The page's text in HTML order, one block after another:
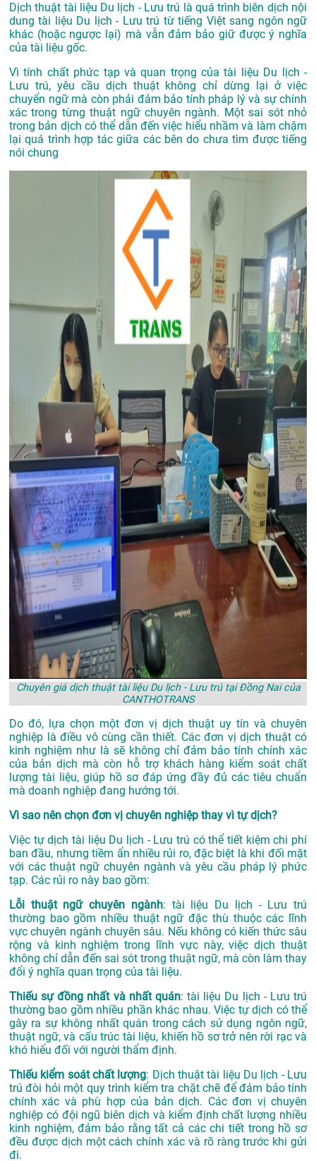
Dịch thuật tài liệu Du lịch - Lưu trú là quá trình biên dịch nội
dung tài liệu Du lịch - Lưu trú từ tiếng Việt sang ngôn ngữ
khác (hoặc ngược lại) mà vẫn đảm bảo giữ được ý nghĩa
của tài liệu gốc.
Vì tính chất phức tạp và quan trọng của tài liệu Du lịch -
Lưu trú, yêu cầu dịch thuật không chỉ dừng lại ở việc
chuyển ngữ mà còn phải đảm bảo tính pháp lý và sự chính
xác trong từng thuật ngữ chuyên ngành. Một sai sót nhỏ
trong bản dịch có thể dẫn đến việc hiểu nhầm và làm chậm
lại quá trình hợp tác giữa các bên do chưa tìm được tiếng
nói chung
Chuyên giá dịch thuật tài liệu Du lịch - Lưu trú tại Đồng Nai của
CANTHOTRANS
Do đó, lựa chọn một đơn vị dịch thuật uy tín và chuyên
nghiệp là điều vô cùng cần thiết. Các đơn vị dịch thuật có
kinh nghiệm như là sẽ không chỉ đảm bảo tính chính xác
của bản dịch mà còn hỗ trợ khách hàng kiểm soát chất
lượng tài liệu, giúp hồ sơ đáp ứng đầy đủ các tiêu chuẩn
mà doanh nghiệp đang hướng tới.
Vì sao nên chọn đơn vị chuyên nghiệp thay vì tự dịch?
Việc tự dịch tài liệu Du lịch - Lưu trú có thể tiết kiệm chi phí
ban đầu, nhưng tiềm ẩn nhiều rủi ro, đặc biệt là khi đối mặt
với các thuật ngữ chuyên ngành và yêu cầu pháp lý phức
tạp. Các rủi ro này bao gồm:
Lỗi thuật ngữ chuyên ngành: tài liệu Du lịch - Lưu trú
thường bao gồm nhiều thuật ngữ đặc thù thuộc các lĩnh
vực chuyên ngành chuyên sâu. Nếu không có kiến thức sâu
rộng và kinh nghiệm trong lĩnh vực này, việc dịch thuật
không chỉ dẫn đến sai sót trong thuật ngữ, mà còn làm thay
đổi ý nghĩa quan trọng của tài liệu.
Thiếu sự đồng nhất và nhất quán: tài liệu Du lịch - Lưu trú
thường bao gồm nhiều phần khác nhau. Việc tự dịch có thể
gây ra sự không nhất quán trong cách sử dụng ngôn ngữ,
thuật ngữ, và cấu trúc tài liệu, khiến hồ sơ trở nên rời rạc và
khó hiểu đối với người thẩm định.
Thiếu kiểm soát chất lượng: Dịch thuật tài liệu Du lịch - Lưu
trú đòi hỏi một quy trình kiểm tra chặt chẽ để đảm bảo tính
chính xác và phù hợp của bản dịch. Các đơn vị chuyên
nghiệp có đội ngũ biên dịch và kiểm định chất lượng nhiều
kinh nghiệm, đảm bảo rằng tất cả các chi tiết trong hồ sơ
đều được dịch một cách chính xác và rõ ràng trước khi gửi
đi.